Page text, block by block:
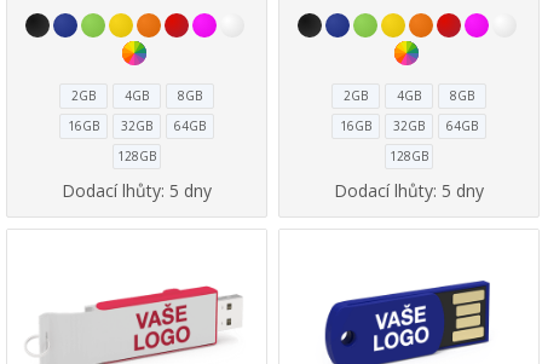
2GB 4GB
8GB
16GB
32GB
64GB
128GB
Dodací lhůty: 5 dny
2GB 4GB
8GB
16GB
32GB
64GB
128GB
Dodací lhůty: 5 dny